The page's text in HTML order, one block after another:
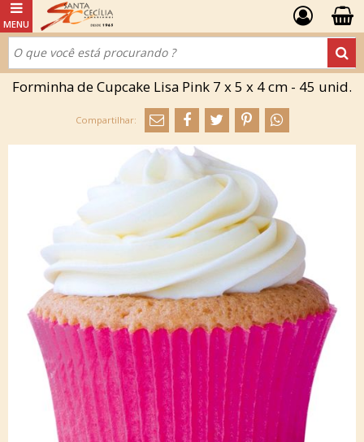
Forminha de Cupcake Lisa Pink 7 x 5 x 4 cm - 45 unid.